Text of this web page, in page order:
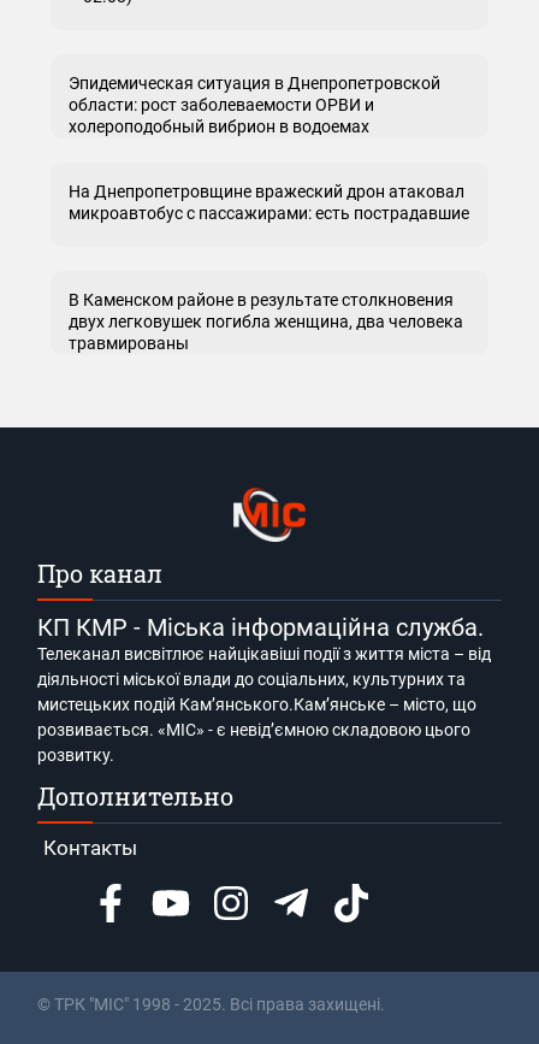
Эпидемическая ситуация в Днепропетровской
области: рост заболеваемости ОРВИ и
холероподобный вибрион в водоемах
На Днепропетровщине вражеский дрон атаковал
микроавтобус с пассажирами: есть пострадавшие
В Каменском районе в результате столкновения
двух легковушек погибла женщина, два человека
травмированы
Про канал
КП КМР - Міська інформаційна служба.
Телеканал висвітлює найцікавіші події з життя міста – від
діяльності міської влади до соціальних, культурних та
мистецьких подій Кам’янського.Кам’янське – місто, що
розвивається. «МІС» - є невід’ємною складовою цього
розвитку.
Дополнительно
Контакты
© ТРК "МІС" 1998 - 2025. Всі права захищені.